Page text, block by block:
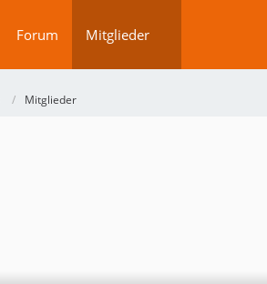
Forum Mitglieder
Mitglieder